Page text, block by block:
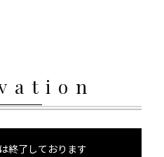
終了しております